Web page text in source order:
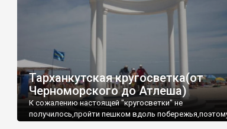
Тарханкутская кругосветка(от
Черноморского до Атлеша)
К сожалению настоящей "кругосветки" не
получилось,пройти пешком вдоль